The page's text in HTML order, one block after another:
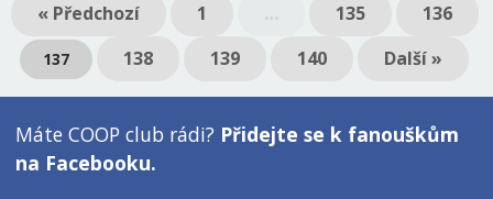
« Předchozí 1 … 135 136
137 138 139 140 Další »
Máte COOP club rádi? Přidejte se k fanouškům
na Facebooku.